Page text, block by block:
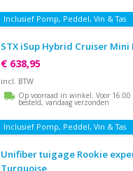
Inclusief Pomp, Peddel, Vin & Tas
STX iSup Hybrid Cruiser Mini
€ 638,95
incl. BTW
Op voorraad in winkel. Voor 16:00
besteld, vandaag verzonden
Inclusief Pomp, Peddel, Vin & Tas
Unifiber tuigage Rookie
Turquoise